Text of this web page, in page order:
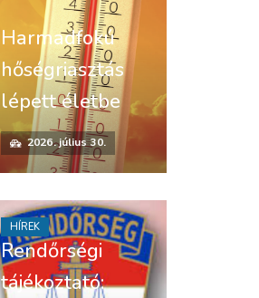
Harmadfokú
hőségriasztás
lépett életbe
2026. július 30.
Rendőrségi
tájékoztató:
HÍREK